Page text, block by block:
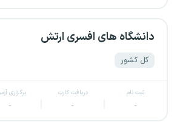
دانشگاه های افسری ارتش
کل کشور
ثبت نام
-
دریافت کارت
-
برگزاری
-